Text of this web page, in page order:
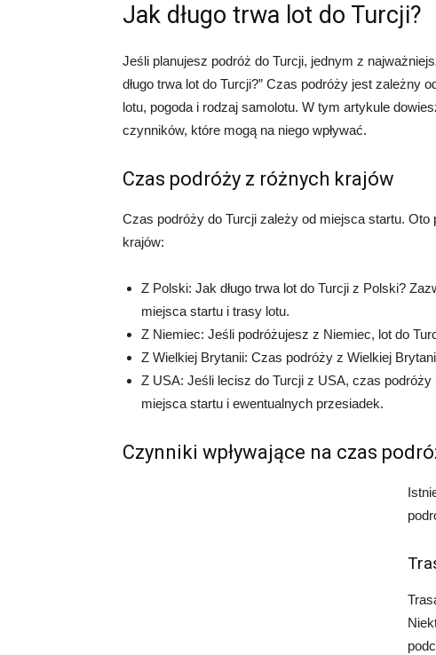
Jak długo trwa lot do Turcji?
Jeśli planujesz podróż do Turcji, jednym z
długo trwa lot do Turcji?” Czas podróży jest zależny
lotu, pogoda i rodzaj samolotu. W tym artykule
czynników, które mogą na niego wpływać.
Czas podróży z różnych krajów
Czas podróży do Turcji zależy od miejsca startu.
krajów:
Z Polski: Jak długo trwa lot do Turcji z Polski?
miejsca startu i trasy lotu.
Z Niemiec: Jeśli podróżujesz z Niemiec, lot do
Z Wielkiej Brytanii: Czas podróży z Wielkiej
Z USA: Jeśli lecisz do Turcji z USA, czas
miejsca startu i ewentualnych przesiadek.
Czynniki wpływające na czas